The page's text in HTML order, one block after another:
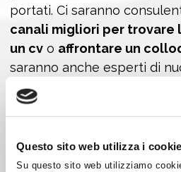
Questo sito web utilizza i cookie
Su questo sito web utilizziamo
portati. Ci saranno
canali migliori per trovare
un cvo affrontare un
saranno anche esperti di
parlare delle più innovative
web.
visita le